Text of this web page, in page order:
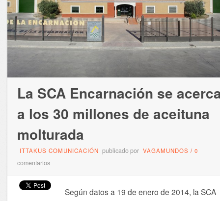
La SCA Encarnación se
a los 30 millones de aceituna
molturada
ITTAKUS COMUNICACIÓN publicado por VAGAMUNDOS / 0
comentarios
Según datos a 19 de enero de 2014, la SCA